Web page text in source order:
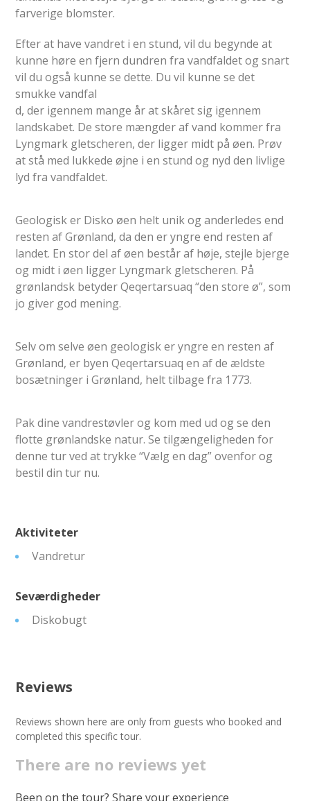
farverige blomster.
Efter at have vandret i en stund, vil du begynde at
kunne høre en fjern dundren fra vandfaldet og snart
vil du også kunne se dette. Du vil kunne se det
smukke vandfal
d, der igennem mange år at skåret sig igennem
landskabet. De store mængder af vand kommer fra
Lyngmark gletscheren, der ligger midt på øen. Prøv
at stå med lukkede øjne i en stund og nyd den livlige
lyd fra vandfaldet.
Geologisk er Disko øen helt unik og anderledes end
resten af Grønland, da den er yngre end resten af
landet. En stor del af øen består af høje, stejle bjerge
og midt i øen ligger Lyngmark gletscheren. På
grønlandsk betyder Qeqertarsuaq “den store ø”, som
jo giver god mening.
Selv om selve øen geologisk er yngre en resten af
Grønland, er byen Qeqertarsuaq en af de ældste
bosætninger i Grønland, helt tilbage fra 1773.
Pak dine vandrestøvler og kom med ud og se den
flotte grønlandske natur. Se tilgængeligheden for
denne tur ved at trykke “Vælg en dag” ovenfor og
bestil din tur nu.
Aktiviteter
Vandretur
Seværdigheder
Diskobugt
Reviews
Reviews shown here are only from guests who booked and
completed this specific tour.
There are no reviews yet
Been on the tour? Share your experience